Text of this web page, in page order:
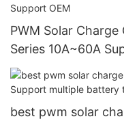
PWM Solar
Series 10A~60A
best pwm solar